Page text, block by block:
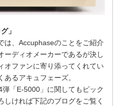
」
は、Accuphaseのことをご紹介
ーディオメーカーであるが決し
オファンに寄り添ってくれてい
るアキュフェーズ。
「E-5000」に関してもピック
しければ下記のブログをご覧く